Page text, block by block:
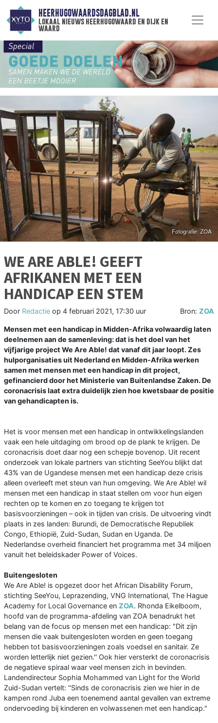
HEERHUGOWAARDSDAGBLAD.NL
lokaal nieuws heerhugowaard en dijk en
waard
WE ARE ABLE! GEEFT
AFRIKANEN MET EEN
HANDICAP EEN STEM
Door Redactie op 4 februari 2021, 17:30 uur Bron: ZOA
Mensen met een handicap in Midden-Afrika volwaardig laten
deelnemen aan de samenleving: dat is het doel van het
vijfjarige project We Are Able! dat vanaf dit jaar loopt. Zes
hulporganisaties uit Nederland en Midden-Afrika werken
samen met mensen met een handicap in dit project,
gefinancierd door het Ministerie van Buitenlandse Zaken. De
coronacrisis laat extra duidelijk zien hoe kwetsbaar de positie
van gehandicapten is.
Het is voor mensen met een handicap in ontwikkelingslanden
vaak een hele uitdaging om brood op de plank te krijgen. De
coronacrisis doet daar nog een schepje bovenop. Uit recent
onderzoek van lokale partners van stichting SeeYou blijkt dat
43% van de Ugandese mensen met een handicap deze crisis
alleen overleeft met steun van hun omgeving. We Are Able! wil
mensen met een handicap in staat stellen om voor hun eigen
rechten op te komen en zo toegang te krijgen tot
basisvoorzieningen – ook in tijden van crisis. De uitvoering vindt
plaats in zes landen: Burundi, de Democratische Republiek
Congo, Ethiopië, Zuid-Sudan, Sudan en Uganda. De
Nederlandse overheid financiert het programma met 34 miljoen
vanuit het beleidskader Power of Voices.
Buitengesloten
We Are Able! is opgezet door het African Disability Forum,
stichting SeeYou, Leprazending, VNG International, The Hague
Academy for Local Governance en ZOA. Rhonda Eikelboom,
hoofd van de programma-afdeling van ZOA benadrukt het
belang van de focus op mensen met een handicap: "Dit zijn
mensen die vaak buitengesloten worden en geen toegang
hebben tot basisvoorzieningen zoals voedsel en sanitair. Ze
worden letterlijk niet gezien.'' Ook hier versterkt de coronacrisis
de negatieve spiraal waar veel mensen zich in bevinden.
Landendirecteur Sophia Mohammed van Light for the World
Zuid-Sudan vertelt: ''Sinds de coronacrisis zien we hier in de
kampen rond Juba een toenemend aantal gevallen van extreme
ondervoeding bij kinderen en volwassenen met een handicap."